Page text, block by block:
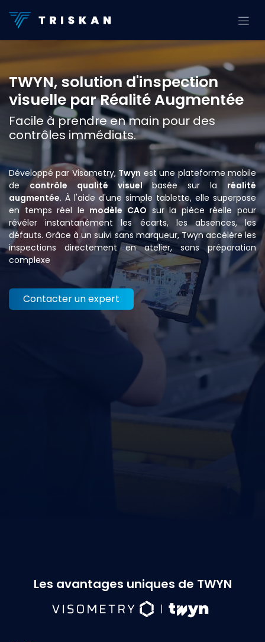
TWYN, solution d'inspection
visuelle par Réalité Augmentée
Facile à prendre en main pour des
contrôles immédiats.
Développé par Visometry, Twyn est une plateforme mobile
decontrôle qualité visuelbasée sur la réalité
augmentée. À l'aide d'une simple tablette, elle superpose
en temps réel le modèle CAO sur la pièce réelle pour
révéler instantanément les écarts, les absences, les
défauts. Grâce à un suivi sans marqueur, Twyn accélère les
inspections directement en atelier, sans préparation
complexe
Contacter un expert
Les avantages uniques de TWYN